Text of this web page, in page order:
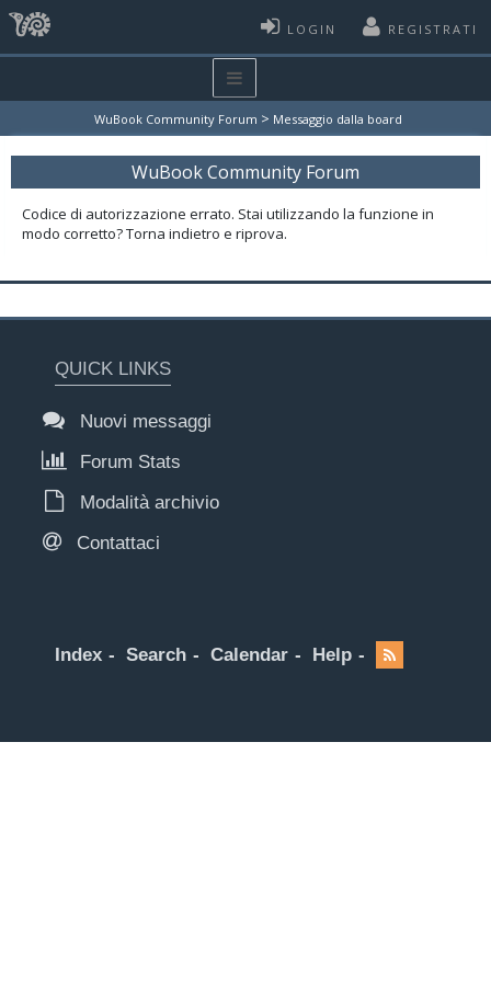
LOGIN REGISTRATI
WuBook Community Forum > Messaggio dalla board
WuBook Community Forum
Codice di autorizzazione errato. Stai utilizzando la funzione in
modo corretto? Torna indietro e riprova.
QUICK LINKS
Nuovi messaggi
Forum Stats
Modalità archivio
Contattaci
Index Search Calendar Help